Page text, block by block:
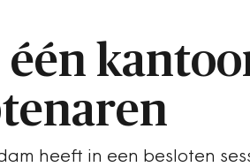
heeft in een besloten